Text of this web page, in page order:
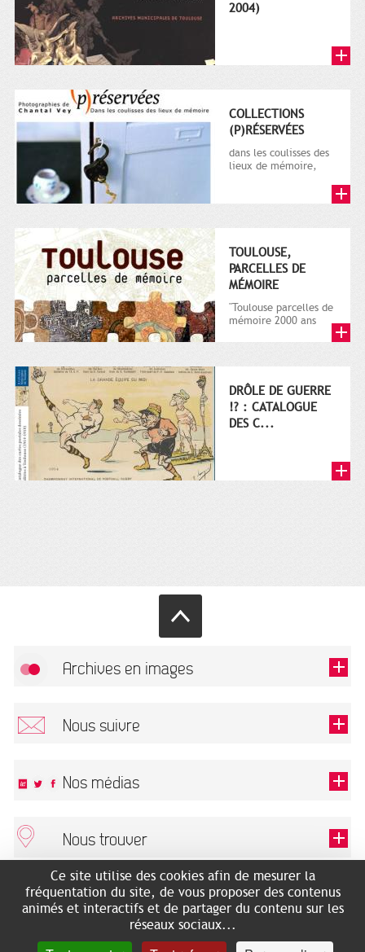
2004)
COLLECTIONS
(P)RÉSERVÉES
dans les coulisses des
lieux de mémoire,
TOULOUSE,
PARCELLES DE
MÉMOIRE
"Toulouse parcelles de
mémoire 2000 ans
DRÔLE DE GUERRE
!? : CATALOGUE
DES C...
Archives en images
Nous suivre
Ce champ est exigé.
Nos médias
Nous trouver
ARCHIVES MUNICIPALES
2 rue des Archives
Accès mobilité réduite :
RECHERCHES GÉNÉALOGIQUES
NOUS CONNAÎTRE
SERVICE ÉDUCATIF
LES ARCHIVES EN LIGNE
Ce site utilise des cookies afin de mesurer la
fréquentation du site, de vous proposer des contenus
animés et interactifs et de partager du contenu sur les
réseaux sociaux...